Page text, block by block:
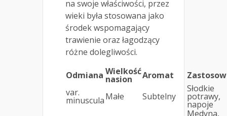
na swoje właściwości, przez
wieki była stosowana jako
środek wspomagający
trawienie oraz łagodzący
różne dolegliwości.
Odmiana Wielkość
nasion Aromat
var.
minusculaMałe Subtelny
Słodkie
potrawy,
napoje
Medyna,